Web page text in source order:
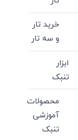
خرید تار
و سه تار
ابزار
تنبک
محصولات
آموزشی
تنبک